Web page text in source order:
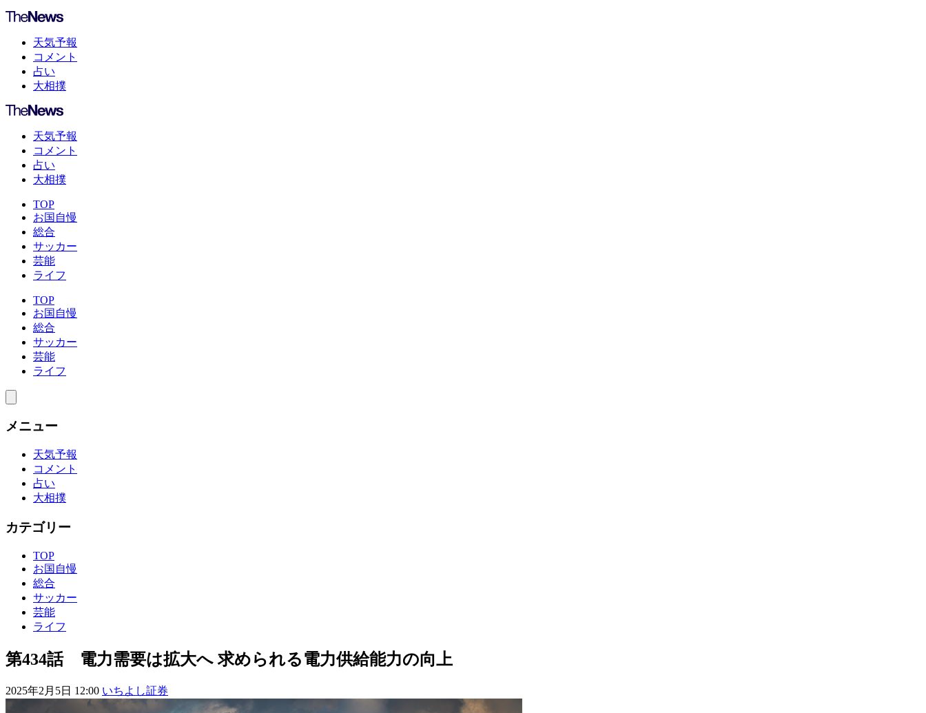
天気予報
コメント
占い
大相撲
天気予報
コメント
占い
大相撲
TOP
お国自慢
総合
サッカー
芸能
ライフ
TOP
お国自慢
総合
サッカー
芸能
ライフ
メニュー
天気予報
コメント
占い
大相撲
カテゴリー
TOP
お国自慢
総合
サッカー
芸能
ライフ
第434話 電力需要は拡大へ 求められる電力供給能力の向上
2025年2月5日 12:00 いちよし証券